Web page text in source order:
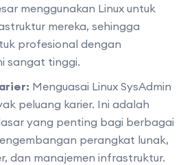
menggunakan Linux untuk
mereka, sehingga
profesional dengan
sangat tinggi.
Menguasai Linux SysAdmin
peluang karier. Ini adalah
yang penting bagi berbagai
perangkat lunak,
dan manajemen infrastruktur.